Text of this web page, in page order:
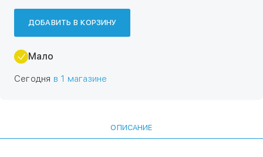
ДОБАВИТЬ В КОРЗИНУ
Мало
Сегодня в 1 магазине
ОПИСАНИЕ